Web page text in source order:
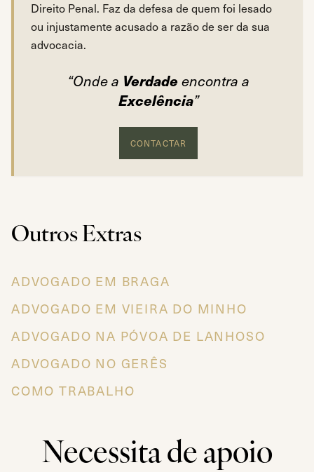
Direito Penal. Faz da defesa de quem foi lesado
ou injustamente acusado a razão de ser da sua
advocacia.
“Onde a Verdadeencontra a
Excelência”
CONTACTAR
Outros Extras
ADVOGADO EM BRAGA
ADVOGADO EM VIEIRA DO MINHO
ADVOGADO NA PÓVOA DE LANHOSO
ADVOGADO NO GERÊS
COMO TRABALHO
Necessita de apoio